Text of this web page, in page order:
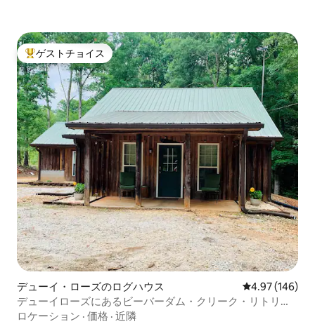
大好評のゲストチョイスです。
ゲストチョイス
デューイ・ローズのログハウス レビュー146
4.97 (146)
デューイローズにあるビーバーダム・クリーク・リトリー
ト。
ロケーション · 価格 · 近隣